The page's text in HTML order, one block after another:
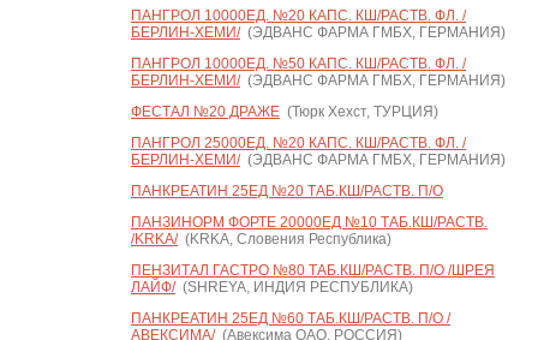
ПАНГРОЛ 10000ЕД. №20 КАПС. КШ/РАСТВ. ФЛ. /
БЕРЛИН-ХЕМИ/(ЭДВАНС ФАРМА ГМБХ, ГЕРМАНИЯ)
ПАНГРОЛ 10000ЕД. №50 КАПС. КШ/РАСТВ. ФЛ. /
БЕРЛИН-ХЕМИ/(ЭДВАНС ФАРМА ГМБХ, ГЕРМАНИЯ)
ФЕСТАЛ №20 ДРАЖЕ(Тюрк Хехст, ТУРЦИЯ)
ПАНГРОЛ 25000ЕД. №20 КАПС. КШ/РАСТВ. ФЛ. /
БЕРЛИН-ХЕМИ/(ЭДВАНС ФАРМА ГМБХ, ГЕРМАНИЯ)
ПАНКРЕАТИН 25ЕД №20 ТАБ.КШ/РАСТВ. П/О
ПАНЗИНОРМ ФОРТЕ 20000ЕД №10 ТАБ.КШ/РАСТВ.
/KRKA/(KRKA, Словения Республика)
ПЕНЗИТАЛ ГАСТРО №80 ТАБ.КШ/РАСТВ. П/О /ШРЕЯ
ЛАЙФ/(SHREYA, ИНДИЯ РЕСПУБЛИКА)
ПАНКРЕАТИН 25ЕД №60 ТАБ.КШ/РАСТВ. П/О /
АВЕКСИМА/(Авексима ОАО, РОССИЯ)